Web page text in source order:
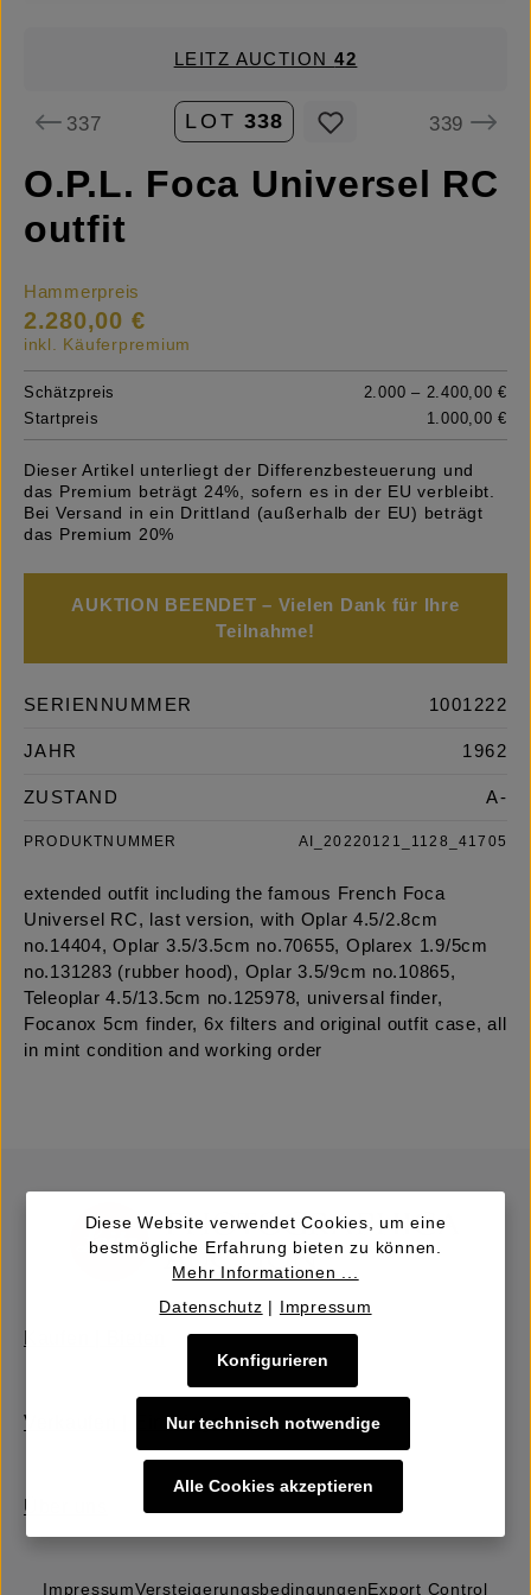
LEITZ AUCTION42
337 LOT 338 339
O.P.L. Foca Universel RC
outfit
Hammerpreis
2.280,00 €
inkl. Käuferpremium
Schätzpreis
2.000 – 2.400,00 €
Startpreis
1.000,00 €
Dieser Artikel unterliegt der Differenzbesteuerung und
das Premium beträgt 24%, sofern es in der EU verbleibt.
Bei Versand in ein Drittland (außerhalb der EU) beträgt
das Premium 20%
AUKTION BEENDET – Vielen Dank für Ihre
Teilnahme!
SERIENNUMMER 1001222
JAHR 1962
ZUSTAND A-
PRODUKTNUMMER AI_20220121_1128_41705
extended outfit including the famous French Foca
Universel RC, last version, with Oplar 4.5/2.8cm
no.14404, Oplar 3.5/3.5cm no.70655, Oplarex 1.9/5cm
no.131283 (rubber hood), Oplar 3.5/9cm no.10865,
Teleoplar 4.5/13.5cm no.125978, universal finder,
Focanox 5cm finder, 6x filters and original outfit case, all
in mint condition and working order
Verkaufen | Einbringen
Über uns
ImpressumVersteigerungs­bedingungenExport Control
Diese Website verwendet Cookies, um eine
bestmögliche Erfahrung bieten zu können.
Mehr Informationen ...
Datenschutz | Impressum
Nur technisch notwendige
Konfigurieren
Alle Cookies akzeptieren